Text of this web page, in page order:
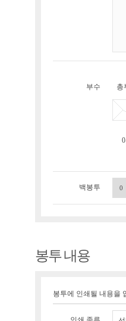
부수 총
0
백봉투
봉투 내용
봉투에 인쇄될 내용을